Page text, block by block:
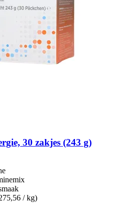
30 zakjes (243 g)
/ kg)